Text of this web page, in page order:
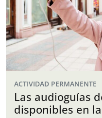
ACTIVIDAD PERMANENTE
Las audioguías
disponibles en